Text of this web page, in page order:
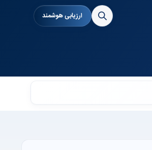
ارزیابی هوشمند